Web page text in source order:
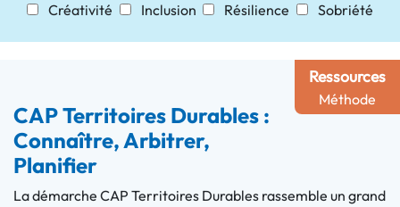
Créativité
Inclusion Résilience Sobriété
Ressources
Méthode
CAP Territoires Durables :
Connaître, Arbitrer,
Planifier
La démarche CAP Territoires Durables rassemble un grand